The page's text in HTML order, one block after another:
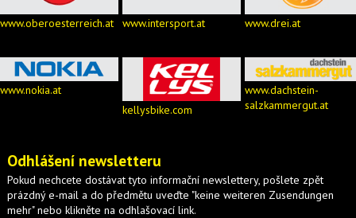
www.oberoesterreich.at www.intersport.at www.drei.at
www.nokia.at
kellysbike.com
www.dachstein-
salzkammergut.at
Odhlášení newsletteru
Pokud nechcete dostávat tyto informační newslettery, pošlete zpět
prázdný e-mail a do předmětu uveďte "keine weiteren Zusendungen
mehr" nebo klikněte na odhlašovací link.